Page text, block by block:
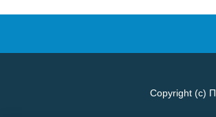
Copyright (c)